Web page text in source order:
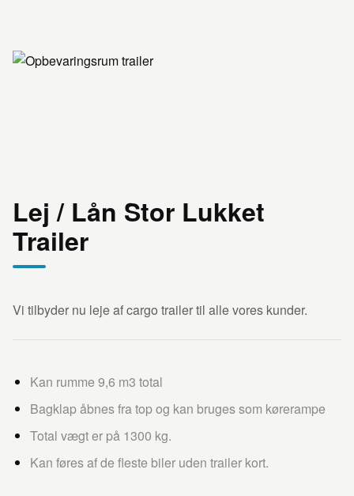
Lej / Lån Stor Lukket
Trailer
Vi tilbyder nu leje af cargo trailer til alle vores kunder.
Kan rumme 9,6 m3 total
Bagklap åbnes fra top og kan bruges som kørerampe
Total vægt er på 1300 kg.
Kan føres af de fleste biler uden trailer kort.